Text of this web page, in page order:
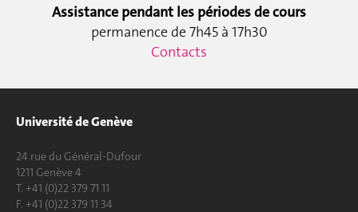
Assistance pendant les périodes de cours
permanence de 7h45 à 17h30
Contacts
Université de Genève
24 rue du Général-Dufour
1211 Genève 4
T. +41 (0)22 379 71 11
F. +41 (0)22 379 11 34